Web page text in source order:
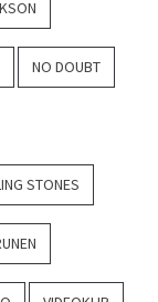
NO DOUBT
STONES